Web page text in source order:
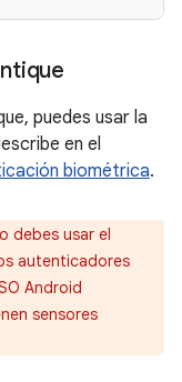
puedes usar la
en el
biométrica.
debes usar el
autenticadores
Android
sensores